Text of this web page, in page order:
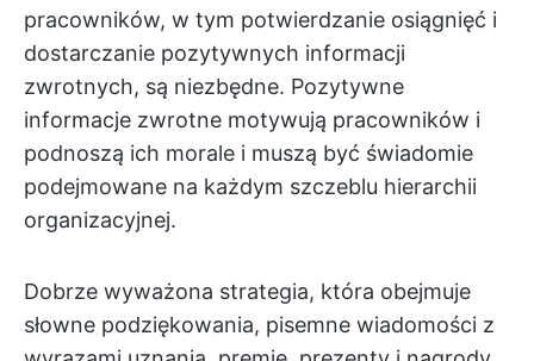
pracowników, w tym potwierdzanie osiągnięć i
dostarczanie pozytywnych informacji
zwrotnych, są niezbędne. Pozytywne
informacje zwrotne motywują pracowników i
podnoszą ich morale i muszą być świadomie
podejmowane na każdym szczeblu hierarchii
organizacyjnej.
Dobrze wyważona strategia, która obejmuje
słowne podziękowania, pisemne wiadomości z